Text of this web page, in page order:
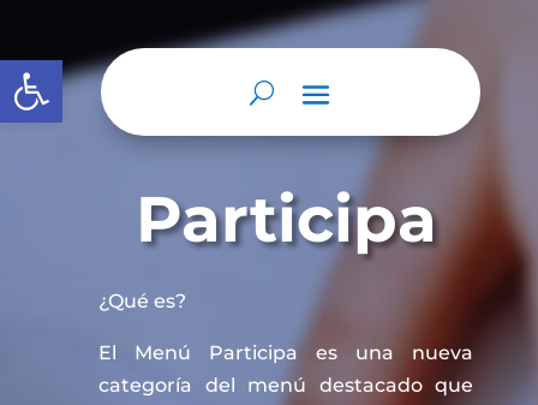
Abrir barra de herramientas
Participa
¿Qué es?
El Menú Participa es una nueva
categoría del menú destacado que